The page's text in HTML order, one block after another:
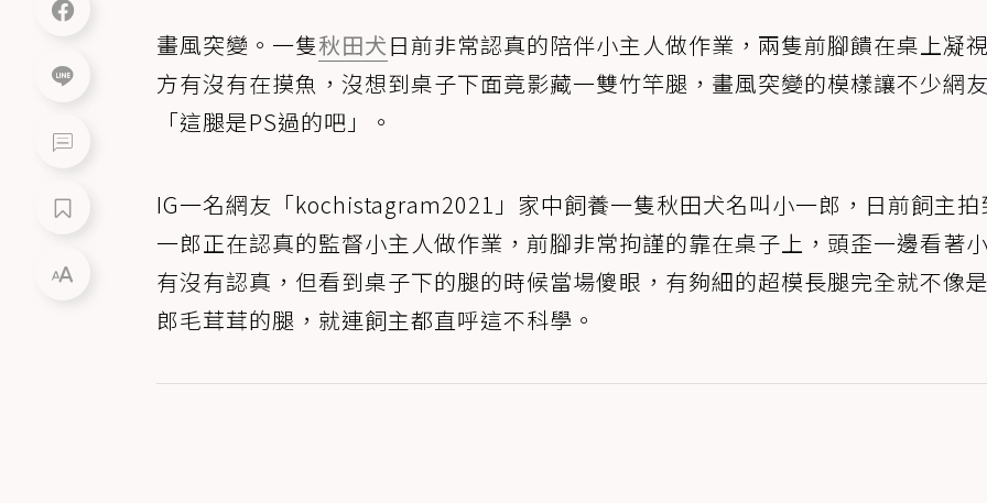
畫風突變。一隻秋田犬日前非常認真的陪伴小主人做作業，兩隻前腳饋在桌上凝
方有沒有在摸魚，沒想到桌子下面竟影藏一雙竹竿腿，畫風突變的模樣讓不少網
「這腿是PS過的吧」。
IG一名網友「kochistagram2021」家中飼養一隻秋田犬名叫小一郎，日前飼主拍
一郎正在認真的監督小主人做作業，前腳非常拘謹的靠在桌子上，頭歪一邊看著
有沒有認真，但看到桌子下的腿的時候當場傻眼，有夠細的超模長腿完全就不像
郎毛茸茸的腿，就連飼主都直呼這不科學。